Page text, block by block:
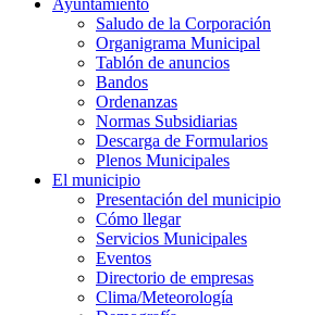
Saludo de la Corporación
Organigrama Municipal
Tablón de anuncios
Bandos
Ordenanzas
Normas Subsidiarias
Descarga de Formularios
Plenos Municipales
El municipio
Presentación del municipio
Cómo llegar
Servicios Municipales
Eventos
Directorio de empresas
Clima/Meteorología